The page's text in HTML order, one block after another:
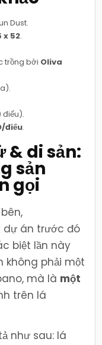
Dust.
x 52.
trồng bởi Oliva
điếu).
điếu.
& di sản:
sản
gọi
dự án trước đó
biệt lần này
không phải một
mà là một
trên lá
như sau: lá